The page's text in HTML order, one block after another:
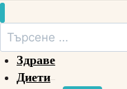
Търсене
за:
Здраве
Диети